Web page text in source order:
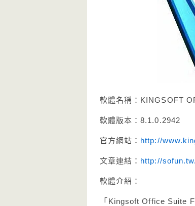
軟體名稱：KINGSOFT
軟體版本：8.1.0.2942
官方網站： http://
文章連結： http://
軟體介紹：
「Kingsoft Office Suite